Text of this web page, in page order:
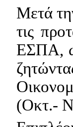
Μετά
τις
ΕΣΠΑ,
(Οκτ.-